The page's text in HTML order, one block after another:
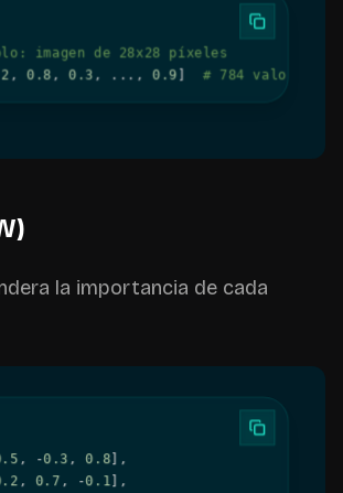
imagen de 28x28 píxeles
, 0.8 , 0.3 , . . . , 0.9 ] # 784 valores
la importancia de cada
, -0.3 , 0.8] ,
, 0.7 , -0.1 ] ,